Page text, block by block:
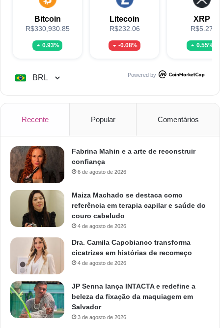
Bitcoin
R$330,930.85
0.93%
Litecoin
R$232.06
-0.08%
XRP
R$5.27
0.55%
Powered by
Recente Popular Comentários
Fabrina Mahin e a arte de reconstruir
confiança
6 de agosto de 2026
Maiza Machado se destaca como
referência em terapia capilar e saúde do
couro cabeludo
4 de agosto de 2026
Dra. Camila Capobianco transforma
cicatrizes em histórias de recomeço
4 de agosto de 2026
JP Senna lança INTACTA e redefine a
beleza da fixação da maquiagem em
Salvador
3 de agosto de 2026